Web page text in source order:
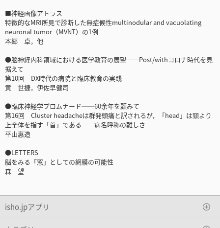
■神経画像アトラス
特徴的なMRI所見で診断した無症候性multinodular and vacuolating
neuronal tumor（MVNT）の1例
本郷 卓，他
●脳神経内科領域における医学教育の展望──Post/withコロナ時代を見
据えて
第10回 DX時代の病院と臨床教育の実践
黄 世捷，伊佐早健司
●臨床神経学プロムナード──60余年を顧みて
第16回 Cluster headacheは群発頭痛と訳されるが，「head」は頸より
上全体を指す「首」である──病名呼称の難しさ
平山惠造
●LETTERS
脳をみる「窓」としての網膜の可能性
森 望
isho.jpアプリ